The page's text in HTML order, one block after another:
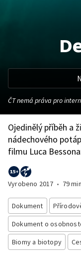
ČT nemá práva pro
Ojedinělý příběh a
nádechového
filmu Luca
Vyrobeno 2017 • 79 min
Dokument
Dokument o
Biomy a biotopy